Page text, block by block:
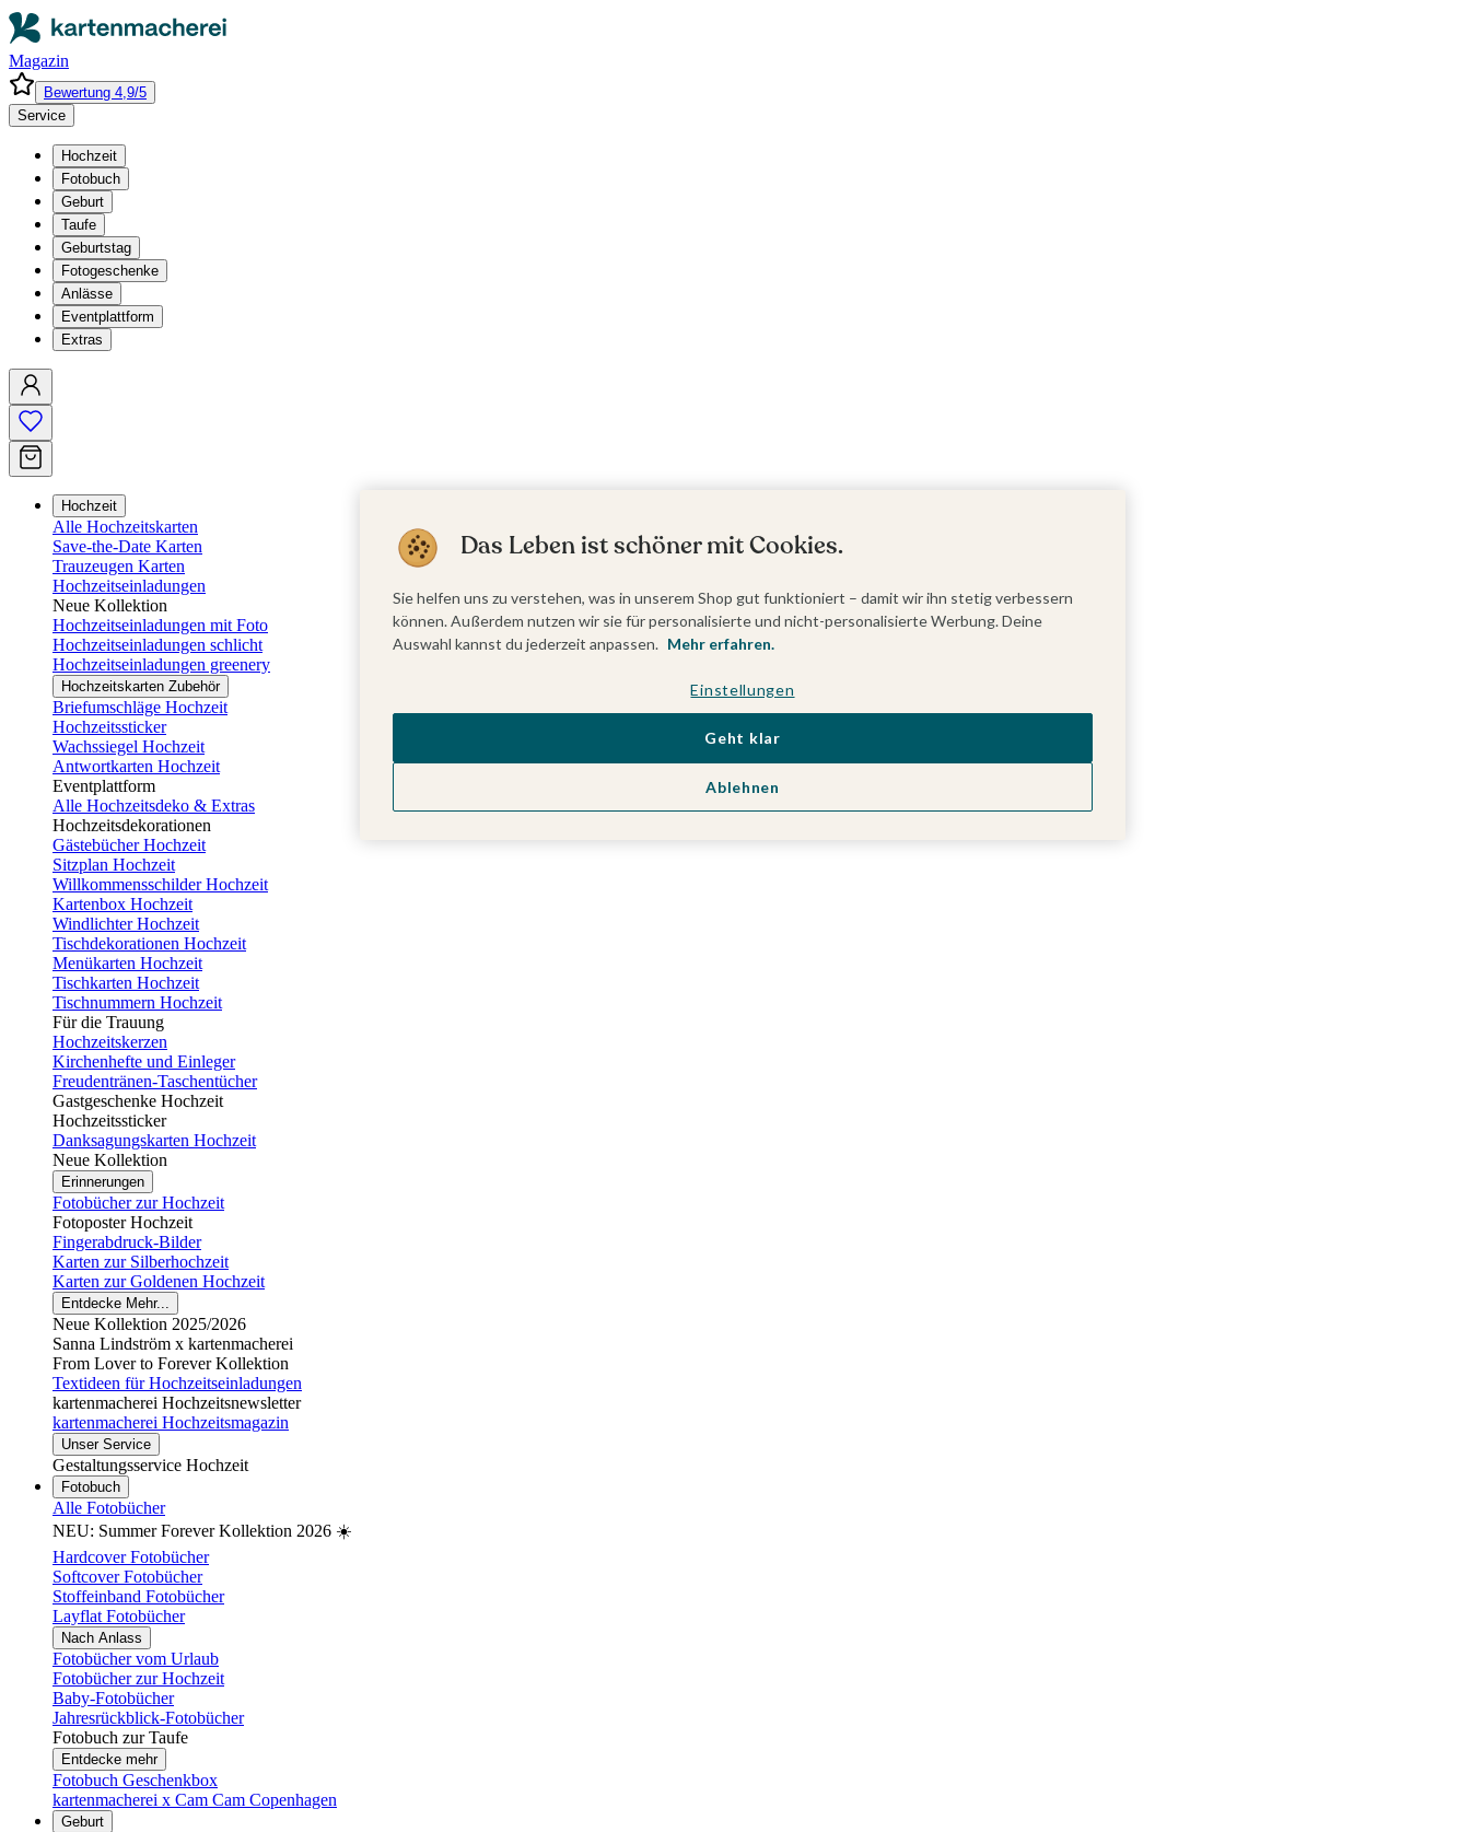
Magazin
Bewertung 4,9/5
Service
Hochzeit
Fotobuch
Geburt
Taufe
Geburtstag
Fotogeschenke
Anlässe
Eventplattform
Extras
Hochzeit
Alle Hochzeitskarten
Save-the-Date Karten
Trauzeugen Karten
Hochzeitseinladungen
Neue Kollektion
Hochzeitseinladungen mit Foto
Hochzeitseinladungen schlicht
Hochzeitseinladungen greenery
Hochzeitskarten Zubehör
Briefumschläge Hochzeit
Hochzeitssticker
Wachssiegel Hochzeit
Antwortkarten Hochzeit
Eventplattform
Alle Hochzeitsdeko & Extras
Hochzeitsdekorationen
Gästebücher Hochzeit
Sitzplan Hochzeit
Willkommensschilder Hochzeit
Kartenbox Hochzeit
Windlichter Hochzeit
Tischdekorationen Hochzeit
Menükarten Hochzeit
Tischkarten Hochzeit
Tischnummern Hochzeit
Für die Trauung
Hochzeitskerzen
Kirchenhefte und Einleger
Freudentränen-Taschentücher
Gastgeschenke Hochzeit
Hochzeitssticker
Danksagungskarten Hochzeit
Neue Kollektion
Erinnerungen
Fotobücher zur Hochzeit
Fotoposter Hochzeit
Fingerabdruck-Bilder
Karten zur Silberhochzeit
Karten zur Goldenen Hochzeit
Entdecke Mehr...
Neue Kollektion 2025/2026
Sanna Lindström x kartenmacherei
From Lover to Forever Kollektion
Textideen für Hochzeitseinladungen
kartenmacherei Hochzeitsnewsletter
kartenmacherei Hochzeitsmagazin
Unser Service
Gestaltungsservice Hochzeit
Fotobuch
Alle Fotobücher
NEU: Summer Forever Kollektion 2026 ☀️
Hardcover Fotobücher
Softcover Fotobücher
Stoffeinband Fotobücher
Layflat Fotobücher
Nach Anlass
Fotobücher vom Urlaub
Fotobücher zur Hochzeit
Baby-Fotobücher
Jahresrückblick-Fotobücher
Fotobuch zur Taufe
Entdecke mehr
Fotobuch Geschenkbox
kartenmacherei x Cam Cam Copenhagen
Geburt
Das Leben ist schöner mit Cookies.
Sie helfen uns zu verstehen, was in unserem Shop gut funktioniert – damit wir ihn stetig verbessern
können. Außerdem nutzen wir sie für personalisierte und nicht-personalisierte Werbung. Deine
Auswahl kannst du jederzeit anpassen. Mehr erfahren.
Einstellungen
Ablehnen
Geht klar